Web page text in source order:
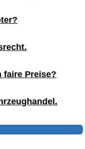
faire Preise?